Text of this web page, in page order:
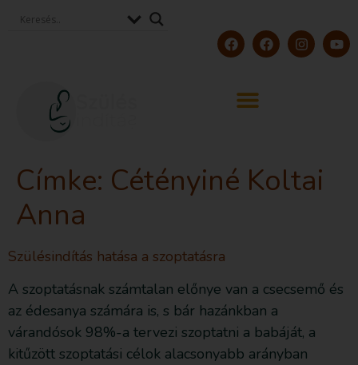
Címke: Cétényiné Koltai
Anna
Szülésindítás hatása a szoptatásra
A szoptatásnak számtalan előnye van a csecsemő és
az édesanya számára is, s bár hazánkban a
várandósok 98%-a tervezi szoptatni a babáját, a
kitűzött szoptatási célok alacsonyabb arányban